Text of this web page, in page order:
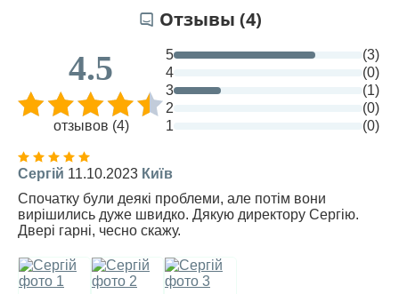
Отзывы (4)
4.5
отзывов (4)
5
(3)
4
(0)
3
(1)
2
(0)
1
(0)
Сергій 11.10.2023 Київ
Спочатку були деякі проблеми, але потім вони
вирішились дуже швидко. Дякую директору Сергію.
Двері гарні, чесно скажу.